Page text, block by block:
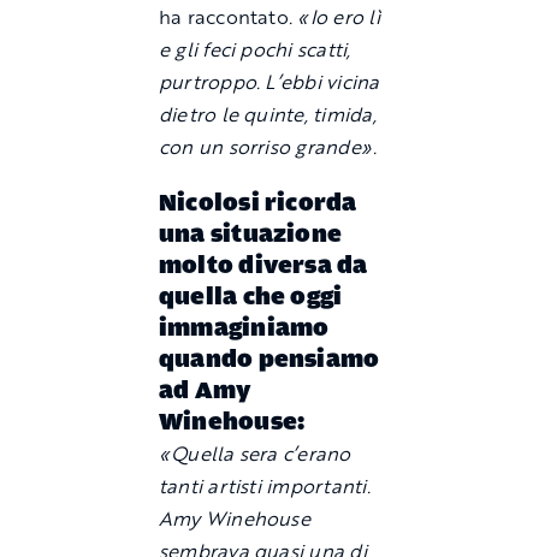
ha raccontato. «Io ero lì
e gli feci pochi scatti,
purtroppo. L’ebbi vicina
dietro le quinte, timida,
con un sorriso grande».
Nicolosi ricorda
una situazione
molto diversa da
quella che oggi
immaginiamo
quando pensiamo
ad Amy
Winehouse:
«Quella sera c’erano
tanti artisti importanti.
Amy Winehouse
sembrava quasi una di